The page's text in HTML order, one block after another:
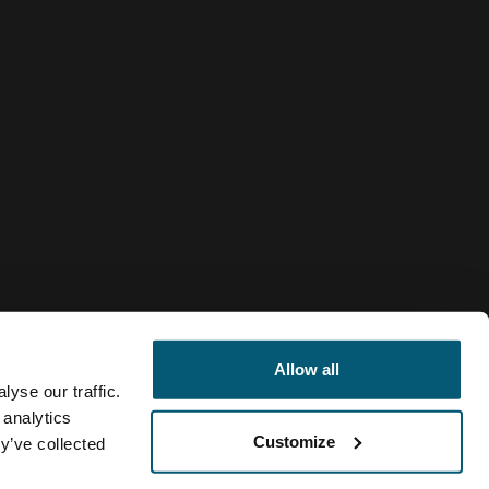
our traffic.
collected
Allow all
Customize
de cookies Paramètres de fichiers témoins Current market/